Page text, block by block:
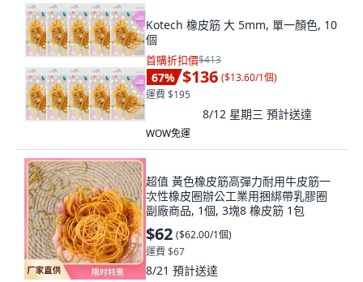
Kotech 橡皮筋 大 5mm, 單一顏色, 10
個
首購折扣價$413
67% $136 ($13.60/1個)
運費 $195
8/12 星期三 預計送達
WOW免運
超值 黃色橡皮筋高彈力耐用牛皮筋一
次性橡皮圈辦公工業用捆綁帶乳膠圈
副廠商品, 1個, 3塊8 橡皮筋 1包
$62 ($62.00/1個)
運費 $67
8/21 預計送達